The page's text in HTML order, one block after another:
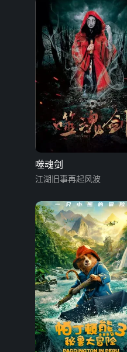
噬魂剑
江湖旧事再起风波